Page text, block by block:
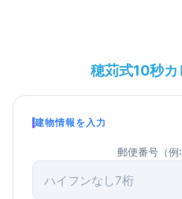
穂苅式10秒
建物情報を入力
郵便番号（例: